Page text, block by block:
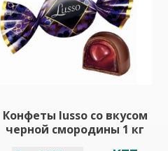
Конфеты lusso со вкусом
черной смородины 1 кг